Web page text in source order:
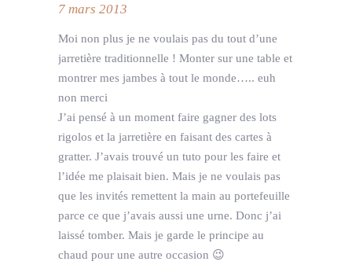
7 mars 2013
Moi non plus je ne voulais pas du tout d’une
jarretière traditionnelle ! Monter sur une table et
montrer mes jambes à tout le monde….. euh
non merci
J’ai pensé à un moment faire gagner des lots
rigolos et la jarretière en faisant des cartes à
gratter. J’avais trouvé un tuto pour les faire et
l’idée me plaisait bien. Mais je ne voulais pas
que les invités remettent la main au portefeuille
parce ce que j’avais aussi une urne. Donc j’ai
laissé tomber. Mais je garde le principe au
chaud pour une autre occasion 😉